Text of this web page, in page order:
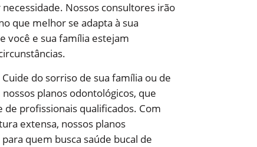
Nossos consultores irão
que melhor se adapta à sua
você e sua família estejam
Cuide do sorriso de sua família ou de
planos odontológicos, que
profissionais qualificados. Com
extensa, nossos planos
quem busca saúde bucal de